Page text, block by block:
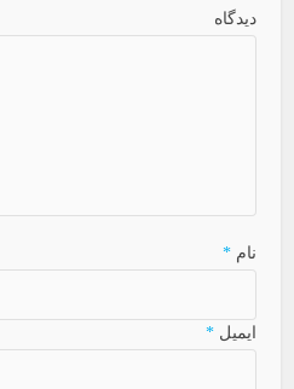
دیدگاه
نام*
ایمیل*